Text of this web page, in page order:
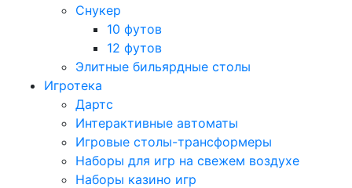
Снукер
10 футов
12 футов
Элитные бильярдные столы
Игротека
Дартс
Интерактивные автоматы
Игровые столы-трансформеры
Наборы для игр на свежем воздухе
Наборы казино игр